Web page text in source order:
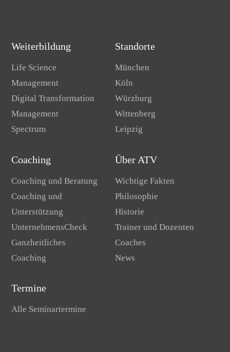
Weiterbildung
Life Science
Management
Digital Transformation
Management
Spectrum
Coaching
Coaching und Beratung
Coaching und
Unterstützung
UnternehmensCheck
Ganzheitliches
Coaching
Termine
Alle Seminartermine
Standorte
München
Köln
Würzburg
Wittenberg
Leipzig
Über ATV
Wichtige Fakten
Philosophie
Historie
Trainer und Dozenten
Coaches
News